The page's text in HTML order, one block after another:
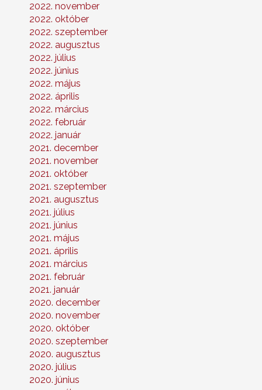
2022. november
2022. október
2022. szeptember
2022. augusztus
2022. július
2022. június
2022. május
2022. április
2022. március
2022. február
2022. január
2021. december
2021. november
2021. október
2021. szeptember
2021. augusztus
2021. július
2021. június
2021. május
2021. április
2021. március
2021. február
2021. január
2020. december
2020. november
2020. október
2020. szeptember
2020. augusztus
2020. július
2020. június